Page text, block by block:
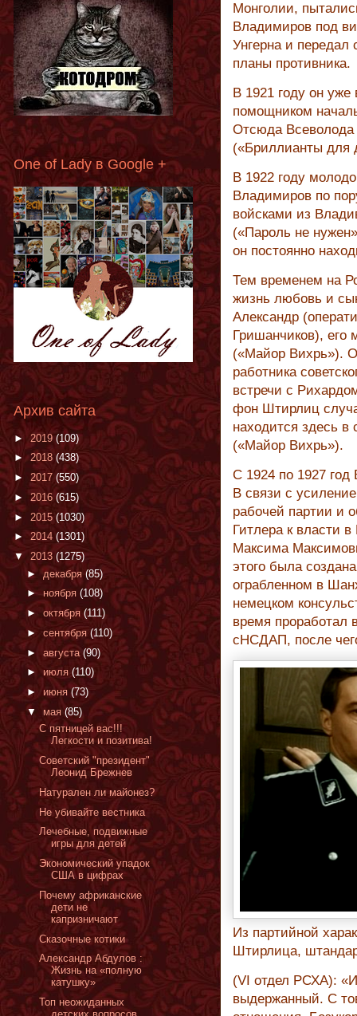
Монголии,
Владимиров под
Унгерна и передал
планы противника.
В 1921 году он уже
помощником
Отсюда
(«Бриллианты для
В 1922 году
Владимиров по
войсками из
(«Пароль не
он постоянно
Тем временем на
жизнь любовь и
Александр
Гришанчиков), его
(«Майор Вихрь»).
работника
встречи с
фон Штирлиц
находится здесь в
(«Майор Вихрь»).
C 1924 по 1927
В связи с
рабочей партии и
Гитлера к власти
Максима
этого была
ограбленном в
немецком
время проработал
сНСДАП, после
Из партийной
Штирлица,
(VI отдел РСХА):
выдержанный. С
One of Lady в Google +
Архив сайта
► 2019 (109)
►2018 (438)
► 2017 (550)
► 2016(615)
► 2015 (1030)
►2014 (1301)
▼ 2013 (1275)
►декабря (85)
► ноября (108)
► октября(111)
► сентября (110)
► августа(90)
► июля (110)
► июня(73)
▼ мая (85)
С пятницей вас!!!
Легкости и позитива!
Cоветский "президент"
Леонид Брежнев
Натурален ли майонез?
Не убивайте вестника
Лечебные, подвижные
игры для детей
Экономический упадок
США в цифрах
Почему африканские
дети не
капризничают
Сказочные котики
Александр Абдулов :
Жизнь на «полную
катушку»
Топ неожиданных